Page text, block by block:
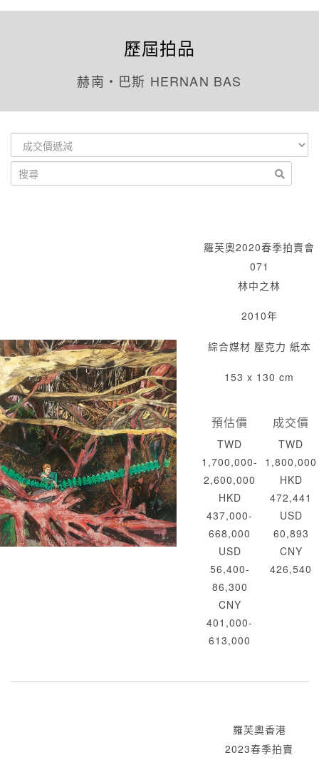
歷屆拍品
赫南‧巴斯 HERNAN BAS
羅芙奧2020春季拍賣會
071
林中之林
2010年
綜合媒材 壓克力 紙本
153 x 130 cm
預估價
TWD
1,700,000-
2,600,000
HKD
437,000-
668,000
USD
56,400-
86,300
CNY
401,000-
613,000
成交價
TWD
1,800,000
HKD
472,441
USD
60,893
CNY
426,540
羅芙奧香港
2023春季拍賣